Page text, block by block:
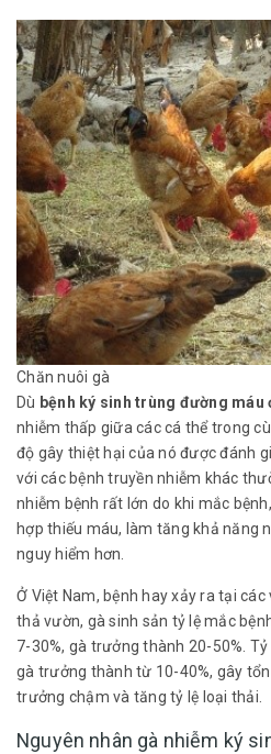
Chăn nuôi gà
Dù bệnh ký sinh trùng đường máu
nhiễm thấp giữa các cá thể trong
độ gây thiệt hại của nó được đánh
với các bệnh truyền nhiễm khác
nhiễm bệnh rất lớn do khi mắc
hợp thiếu máu, làm tăng khả năng
nguy hiểm hơn.
Ở Việt Nam, bệnh hay xảy ra tại
thả vườn, gà sinh sản tỷ lệ mắc
7-30%, gà trưởng thành 20-50%.
gà trưởng thành từ 10-40%, gây
trưởng chậm và tăng tỷ lệ loại thải.
Nguyên nhân gà nhiễm ký